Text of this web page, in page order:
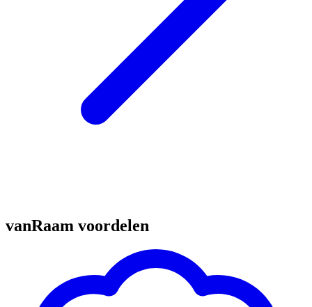
vanRaam voordelen